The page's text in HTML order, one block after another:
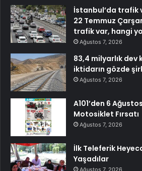
İstanbul’da trafik
22 Temmuz
trafik var, hangi
Ağustos 7, 2026
83,4 milyarlık dev
iktidarın gözde
Ağustos 7, 2026
A101’den 6
Motosiklet Fırsatı
Ağustos 7, 2026
İlk Teleferik
Yaşadılar
Ağustos 7, 2026